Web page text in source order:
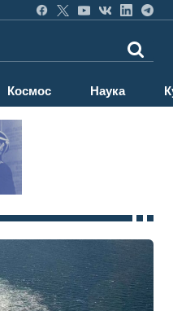
Космос Наука